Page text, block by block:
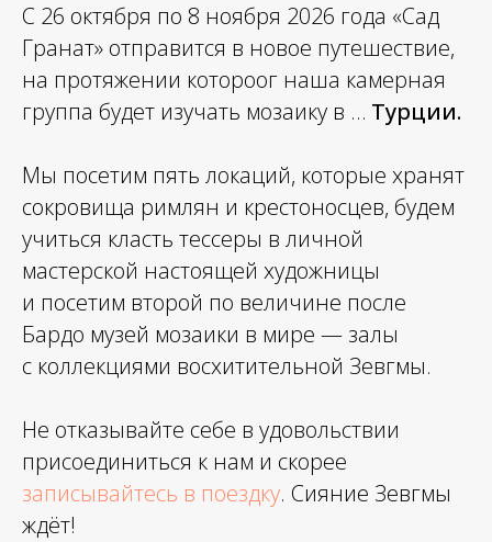
С 26 октября по 8 ноября 2026 года «Сад
Гранат» отправится в новое путешествие,
на протяжении котороог наша камерная
группа будет изучать мозаику в … Турции.
Мы посетим пять локаций, которые хранят
сокровища римлян и крестоносцев, будем
учиться класть тессеры в личной
мастерской настоящей художницы
и посетим второй по величине после
Бардо музей мозаики в мире — залы
с коллекциями восхитительной Зевгмы.
Не отказывайте себе в удовольствии
присоединиться к нам и скорее
записывайтесь в поездку. Сияние Зевгмы
ждёт!